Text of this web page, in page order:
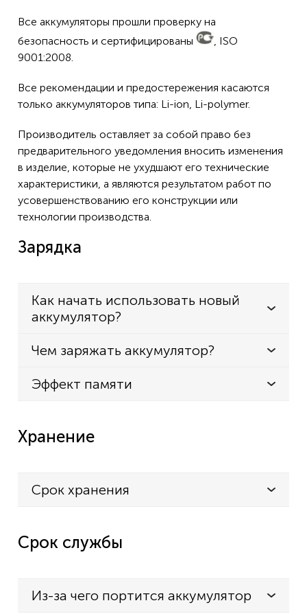
Все аккумуляторы прошли проверку на
безопасность и сертифицированы
, ISO
9001:2008.
Все рекомендации и предостережения касаются
только аккумуляторов типа: Li-ion, Li-polymer.
Производитель оставляет за собой право без
предварительного уведомления вносить изменения
в изделие, которые не ухудшают его технические
характеристики, а являются результатом работ по
усовершенствованию его конструкции или
технологии производства.
Зарядка
Как начать использовать новый
аккумулятор?
Чем заряжать аккумулятор?
Эффект памяти
Хранение
Срок хранения
Срок службы
Из-за чего портится аккумулятор